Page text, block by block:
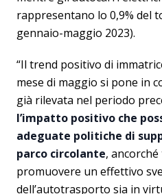
rappresentano lo 0,9% del
gennaio-maggio 2023).
“Il trend positivo di
mese di maggio si pone in
già rilevata nel periodo
l’impatto positivo che
adeguate politiche di
parco circolante,
promuovere un effettivo
dell’autotrasporto sia in